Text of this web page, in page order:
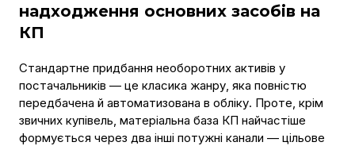
надходження основних засобів на
КП
Стандартне придбання необоротних активів у
постачальників — це класика жанру, яка повністю
передбачена й автоматизована в обліку. Проте, крім
звичних купівель, матеріальна база КП найчастіше
формується через два інші потужні канали — цільове